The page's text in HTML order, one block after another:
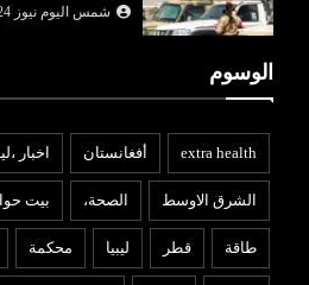
شمس اليوم نيوز 24
الوسوم
extra health أفغانستان اخبار
الشرق الاوسط الصحة، بيت
طاقة قطر ليبيا محكمة